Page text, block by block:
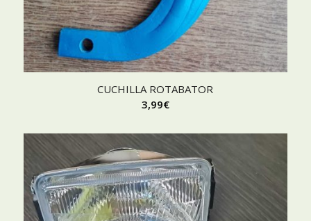
CUCHILLA ROTABATOR
3,99€